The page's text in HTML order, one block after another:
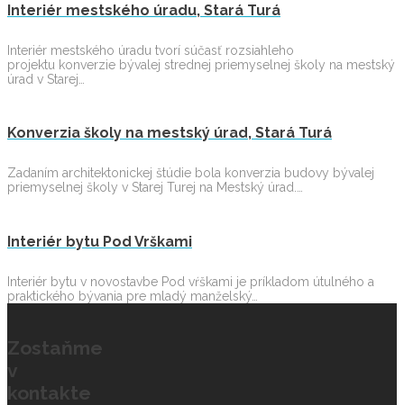
Interiér mestského úradu, Stará Turá
Interiér mestského úradu tvorí súčasť rozsiahleho
projektu konverzie bývalej strednej priemyselnej školy na mestský
úrad v Starej…
Konverzia školy na mestský úrad, Stará Turá
Zadaním architektonickej štúdie bola konverzia budovy bývalej
priemyselnej školy v Starej Turej na Mestský úrad.…
Interiér bytu Pod Vrškami
Interiér bytu v novostavbe Pod vŕškami je príkladom útulného a
praktického bývania pre mladý manželský…
Zostaňme
v
kontakte